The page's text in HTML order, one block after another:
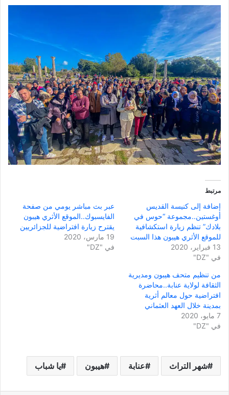
مرتبط
إضافة إلى كنيسة القديس
أوغستين..مجموعة “حوس في
بلادك” تنظم زيارة استكشافية
للموقع الأثري هيبون هذا السبت
13 فبراير، 2020
في "DZ"
عبر بث مباشر يومي من صفحة
الفايسبوك..الموقع الأثري هيبون
يقترح زيارة افتراضية للجزائريين
19 مارس، 2020
في "DZ"
من تنظيم متحف هيبون ومديرية
الثقافة لولاية عنابة..محاضرة
افتراضية حول معالم أثرية
بمدينة خلال العهد العثماني
7 مايو، 2020
في "DZ"
شهر التراث عنابة هيبون يا شباب